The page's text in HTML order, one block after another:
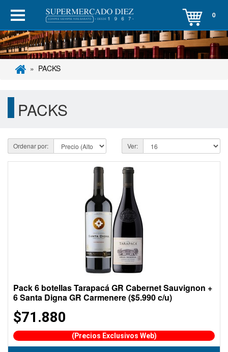
0
PACKS
PACKS
Ordenar por: Ver:
Pack 6 botellas Tarapacá GR Cabernet Sauvignon +
6 Santa Digna GR Carmenere ($5.990 c/u)
$71.880
(Precios Exclusivos Web)